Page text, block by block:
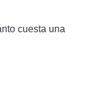
cuesta una